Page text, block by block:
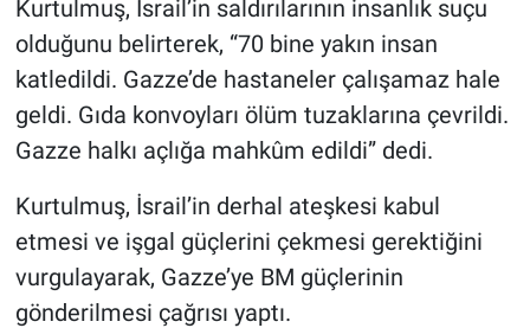
Kurtulmuş, İsrail’in saldırılarının insanlık suçu
olduğunu belirterek, “70 bine yakın insan
katledildi. Gazze’de hastaneler çalışamaz hale
geldi. Gıda konvoyları ölüm tuzaklarına çevrildi.
Gazze halkı açlığa mahkûm edildi” dedi.
Kurtulmuş, İsrail’in derhal ateşkesi kabul
etmesi ve işgal güçlerini çekmesi gerektiğini
vurgulayarak, Gazze’ye BM güçlerinin
gönderilmesi çağrısı yaptı.